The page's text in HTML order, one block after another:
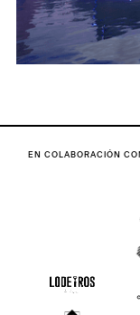
EN COLABORACIÓN